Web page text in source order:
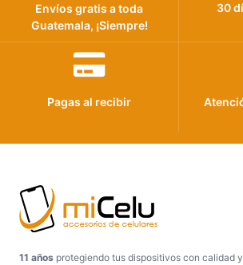
Envíos gratis a toda
Guatemala, ¡Siempre!
30
Pagas al recibir
11 años protegiendo tus dispositivos con calidad